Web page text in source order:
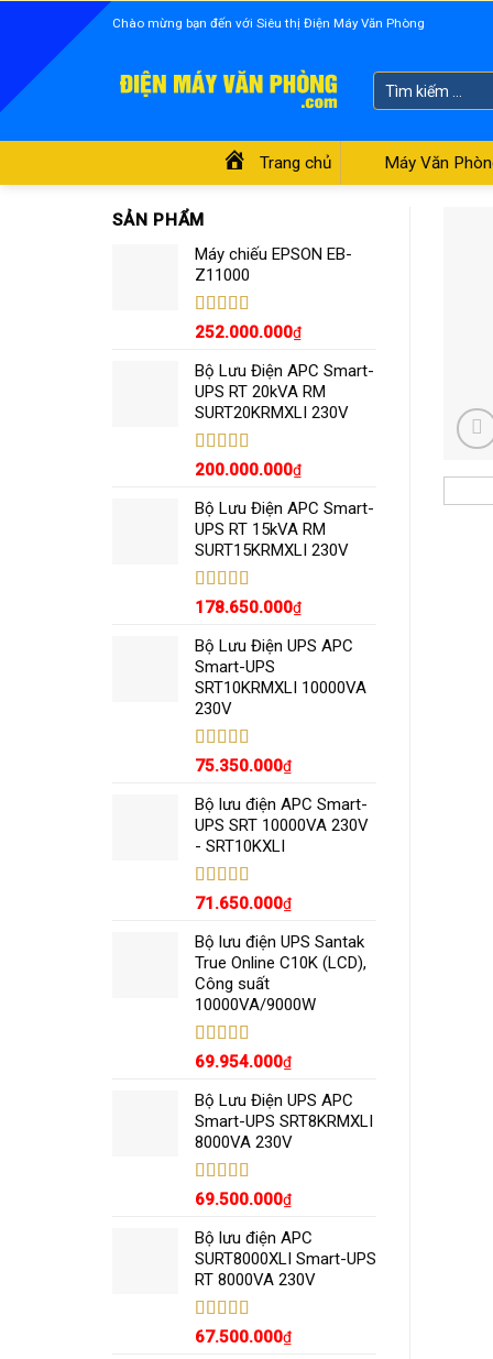
content
Chào mừng bạn đến với Siêu thị Điện Máy Văn Phòng
Tìm
kiếm:
Trang chủ Máy Văn
SẢN PHẨM
Máy chiếu EPSON EB-
Z11000
Được xếp
sao
252.000.000₫
Bộ Lưu Điện APC Smart-
UPS RT 20kVA RM
SURT20KRMXLI 230V
Được xếp
5 sao
200.000.000₫
Bộ Lưu Điện APC Smart-
UPS RT 15kVA RM
SURT15KRMXLI 230V
Được xếp
sao
178.650.000₫
Bộ Lưu Điện UPS APC
Smart-UPS
SRT10KRMXLI 10000VA
230V
Được xếp
sao
75.350.000₫
Bộ lưu điện APC Smart-
UPS SRT 10000VA 230V
- SRT10KXLI
Được xếp
sao
71.650.000₫
Bộ lưu điện UPS Santak
True Online C10K (LCD),
Công suất
10000VA/9000W
Được xếp
sao
69.954.000₫
Bộ Lưu Điện UPS APC
Smart-UPS SRT8KRMXLI
8000VA 230V
Được xếp
sao
69.500.000₫
Bộ lưu điện APC
SURT8000XLI Smart-UPS
RT 8000VA 230V
Được xếp
67.500.000₫